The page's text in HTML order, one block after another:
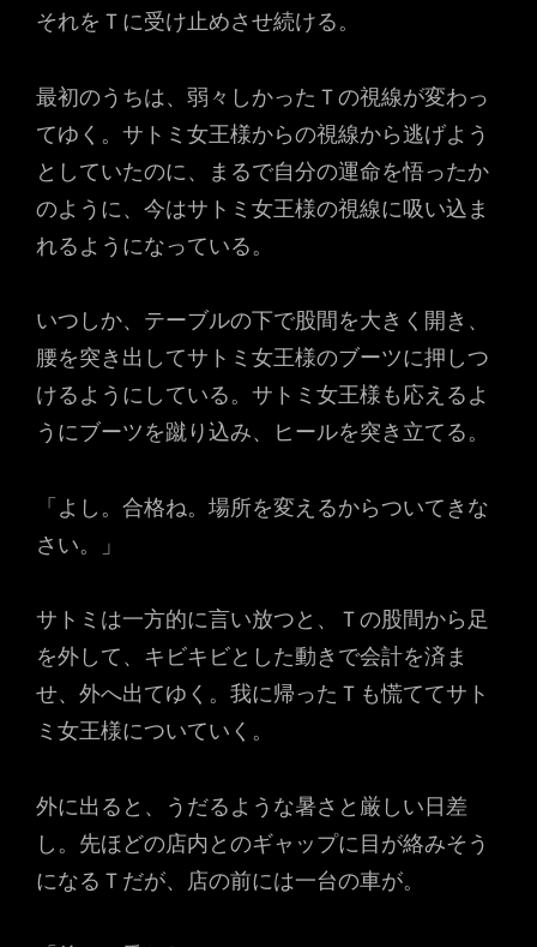
それをＴに受け止めさせ続ける。
最初のうちは、弱々しかったＴの視線が変わっ
てゆく。サトミ女王様からの視線から逃げよう
としていたのに、まるで自分の運命を悟ったか
のように、今はサトミ女王様の視線に吸い込ま
れるようになっている。
いつしか、テーブルの下で股間を大きく開き、
腰を突き出してサトミ女王様のブーツに押しつ
けるようにしている。サトミ女王様も応えるよ
うにブーツを蹴り込み、ヒールを突き立てる。
「よし。合格ね。場所を変えるからついてきな
さい。」
サトミは一方的に言い放つと、Ｔの股間から足
を外して、キビキビとした動きで会計を済ま
せ、外へ出てゆく。我に帰ったＴも慌ててサト
ミ女王様についていく。
外に出ると、うだるような暑さと厳しい日差
し。先ほどの店内とのギャップに目が絡みそう
になるＴだが、店の前には一台の車が。